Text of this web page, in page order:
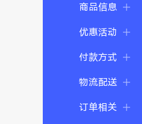
商品信息
优惠活动
付款方式
物流配送
订单相关